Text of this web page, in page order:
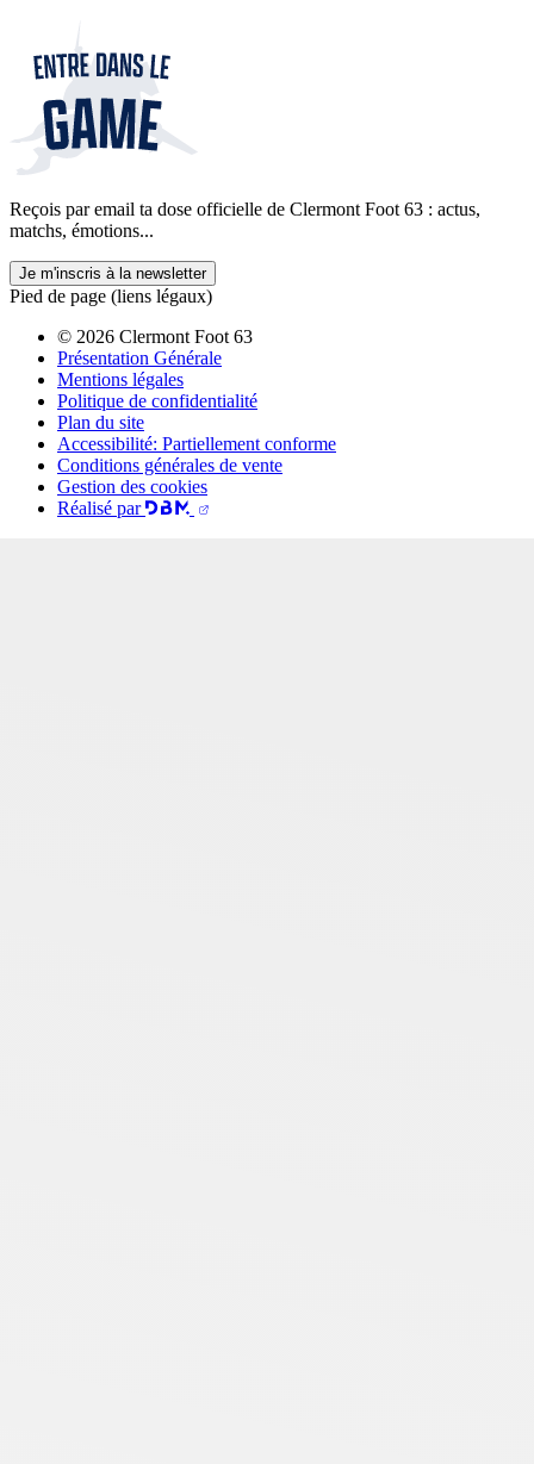
Reçois par email ta dose officielle de Clermont Foot 63 : actus,
matchs, émotions...
Je m'inscris à la newsletter
Pied de page (liens légaux)
© 2026 Clermont Foot 63
Présentation Générale
Mentions légales
Politique de confidentialité
Plan du site
Accessibilité: Partiellement conforme
Conditions générales de vente
Gestion des cookies
Réalisé par